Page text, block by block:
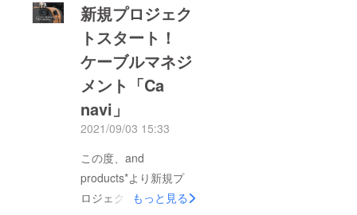
新規プロジェク
トスタート！
ケーブルマネジ
メント「Ca
navi」
2021/09/03 15:33
この度、and
products*より新規プ
ロジェクトがスタート
もっと見る